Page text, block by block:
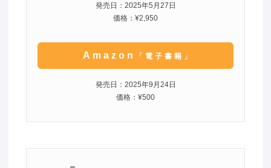
発売日：2025年5月27日
価格：¥2,950
Amazon 「電子書籍」
発売日：2025年9月24日
価格：¥500